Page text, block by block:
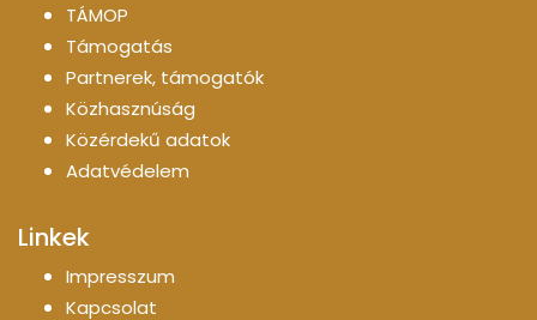
TÁMOP
Támogatás
Partnerek, támogatók
Közhasznúság
Közérdekű adatok
Adatvédelem
Linkek
Impresszum
Kapcsolat